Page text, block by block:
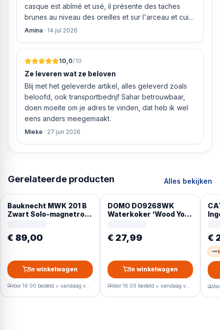
casque est abîmé et usé, il présente des taches
brunes au niveau des oreilles et sur l'arceau et cuir
qui est craquelé ! Les coussins sont eux « dégonflés
Amina · 14 jul 2026
10,0/10
Ze leveren wat ze beloven
Blij met het geleverde artikel, alles geleverd zoals
beloofd, ook transportbedrijf Sahar betrouwbaar,
doen moeite om je adres te vinden, dat heb ik wel
eens anders meegemaakt.
Mieke · 27 jun 2026
Gerelateerde producten Alles bekijken
Bauknecht MWK 201 B
Zwart Solo-magnetron
€ 89,00
In winkelwagen
DOMO DO9268WK
Waterkoker ‘Wood You’
€ 27,99
In winkelwagen
€